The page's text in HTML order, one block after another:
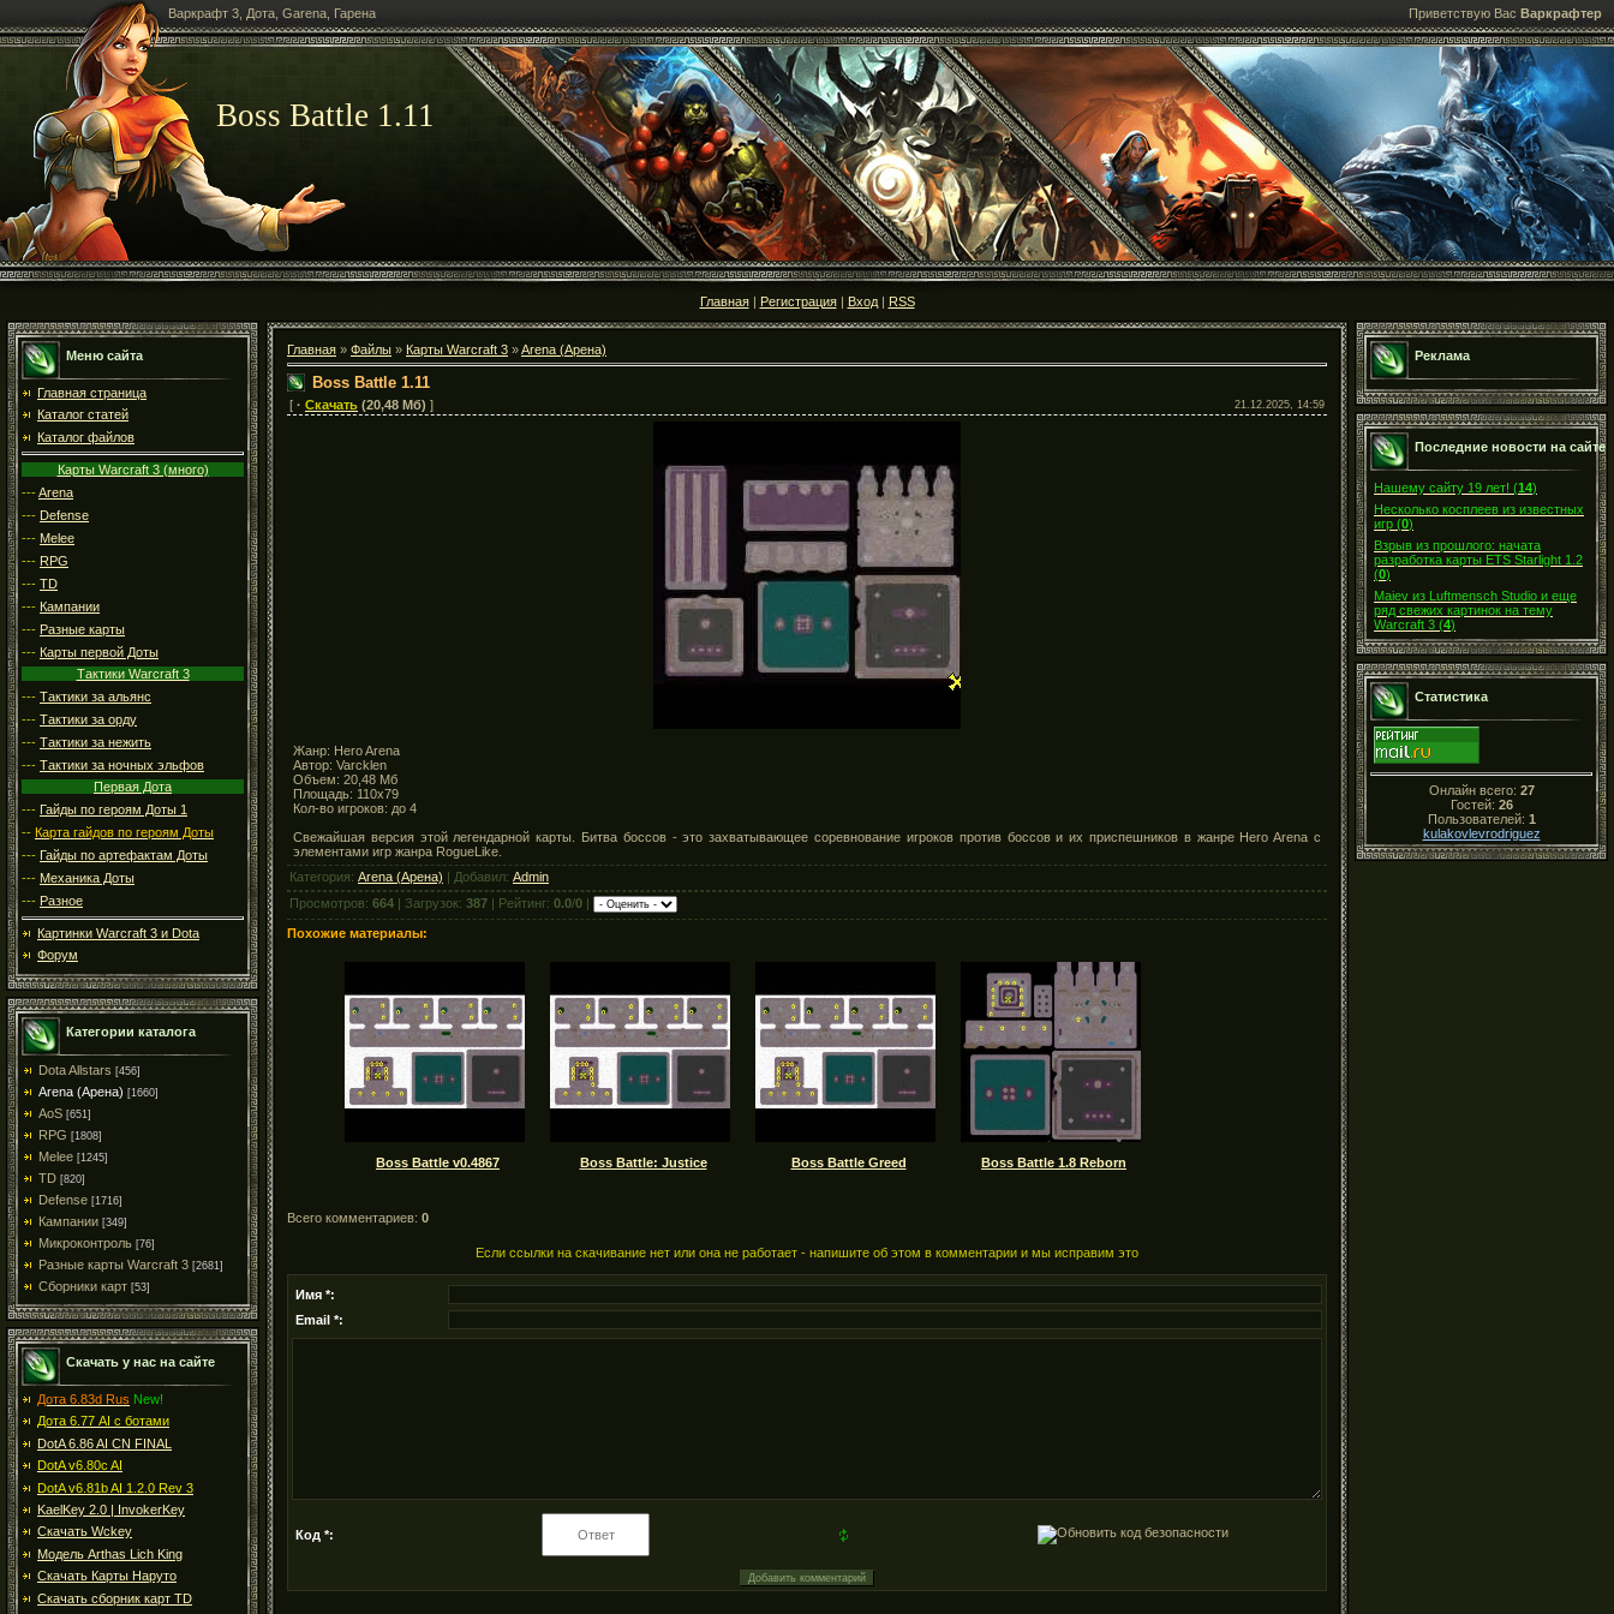
Варкрафт 3, Дота, Garena, Гарена Приветствую Вас Варкрафтер
Boss Battle 1.11
Главная| Регистрация| Вход| RSS
Меню сайта
Главная страница
Каталог статей
Каталог файлов
Карты Warcraft 3 (много)
---Arena
--- Defense
--- Melee
--- RPG
--- TD
--- Кампании
--- Разные карты
--- Карты первой Доты
Тактики Warcraft 3
--- Тактики за альянс
--- Тактики за орду
--- Тактики за нежить
--- Тактики за ночных эльфов
Первая Дота
--- Гайды по героям Доты 1
-- Карта гайдов по героям Доты
--- Гайды по артефактам Доты
--- Механика Доты
--- Разное
Картинки Warcraft 3 и Dota
Форум
Категории каталога
Dota Allstars [456]
Arena (Арена) [1660]
AoS [651]
RPG [1808]
Melee [1245]
TD [820]
Defense [1716]
Кампании [349]
Микроконтроль [76]
Разные карты Warcraft 3 [2681]
Сборники карт [53]
Скачать у нас на сайте
Дота 6.83d Rus New!
Дота 6.77 AI с ботами
DotA 6.86 AI CN FINAL
DotA v6.80c AI
DotA v6.81b AI 1.2.0 Rev 3
KaelKey 2.0 | InvokerKey
Скачать Wckey
Модель Arthas Lich King
Скачать Карты Наруто
Скачать сборник карт TD
Главная » Файлы » Карты Warcraft 3 »Arena (Арена)
Boss Battle 1.11
[ · Скачать (20,48 Мб) ] 21.12.2025, 14:59
Жанр: Hero Arena
Автор: Varcklen
Объем: 20,48 Мб
Площадь: 110x79
Кол-во игроков: до 4
Свежайшая версия этой легендарной карты. Битва боссов - это захватывающее соревнование игроков против боссов и их приспешников в жанре Hero Arena с
элементами игр жанра RogueLike.
Категория: Arena (Арена) | Добавил: Admin
Просмотров: 664 | Загрузок: 387 | Рейтинг: 0.0/0 |
Похожие материалы:
Boss Battle v0.4867 Boss Battle: Justice Boss Battle Greed Boss Battle 1.8 Reborn
Всего комментариев: 0
Если ссылки на скачивание нет или она не работает - напишите об этом в комментарии и мы исправим это
Имя *:
Email *:
Код *:
Реклама
Последние новости на сайте
Нашему сайту 19 лет! (14)
Несколько косплеев из известных
игр (0)
Взрыв из прошлого: начата
разработка карты ETS Starlight 1.2
(0)
Maiev из Luftmensch Studio и еще
ряд свежих картинок на тему
Warcraft 3 (4)
Статистика
Онлайн всего: 27
Гостей: 26
Пользователей: 1
kulakovlevrodriguez